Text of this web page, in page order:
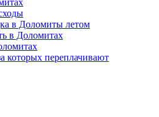
в Доломиты летом
в Доломитах
которых переплачивают